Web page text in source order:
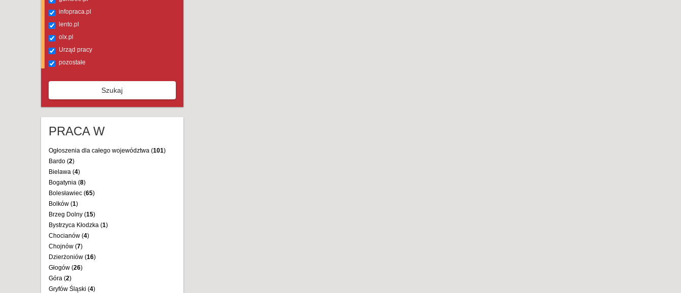
infopraca.pl
lento.pl
olx.pl
Urząd pracy
pozostałe
Szukaj
PRACA W
Ogłoszenia dla całego województwa (101)
Bardo (2)
Bielawa (4)
Bogatynia (8)
Bolesławiec (65)
Bolków (1)
Brzeg Dolny (15)
Bystrzyca Kłodzka (1)
Chocianów (4)
Chojnów (7)
Dzierżoniów (16)
Głogów (26)
Góra (2)
Gryfów Śląski (4)